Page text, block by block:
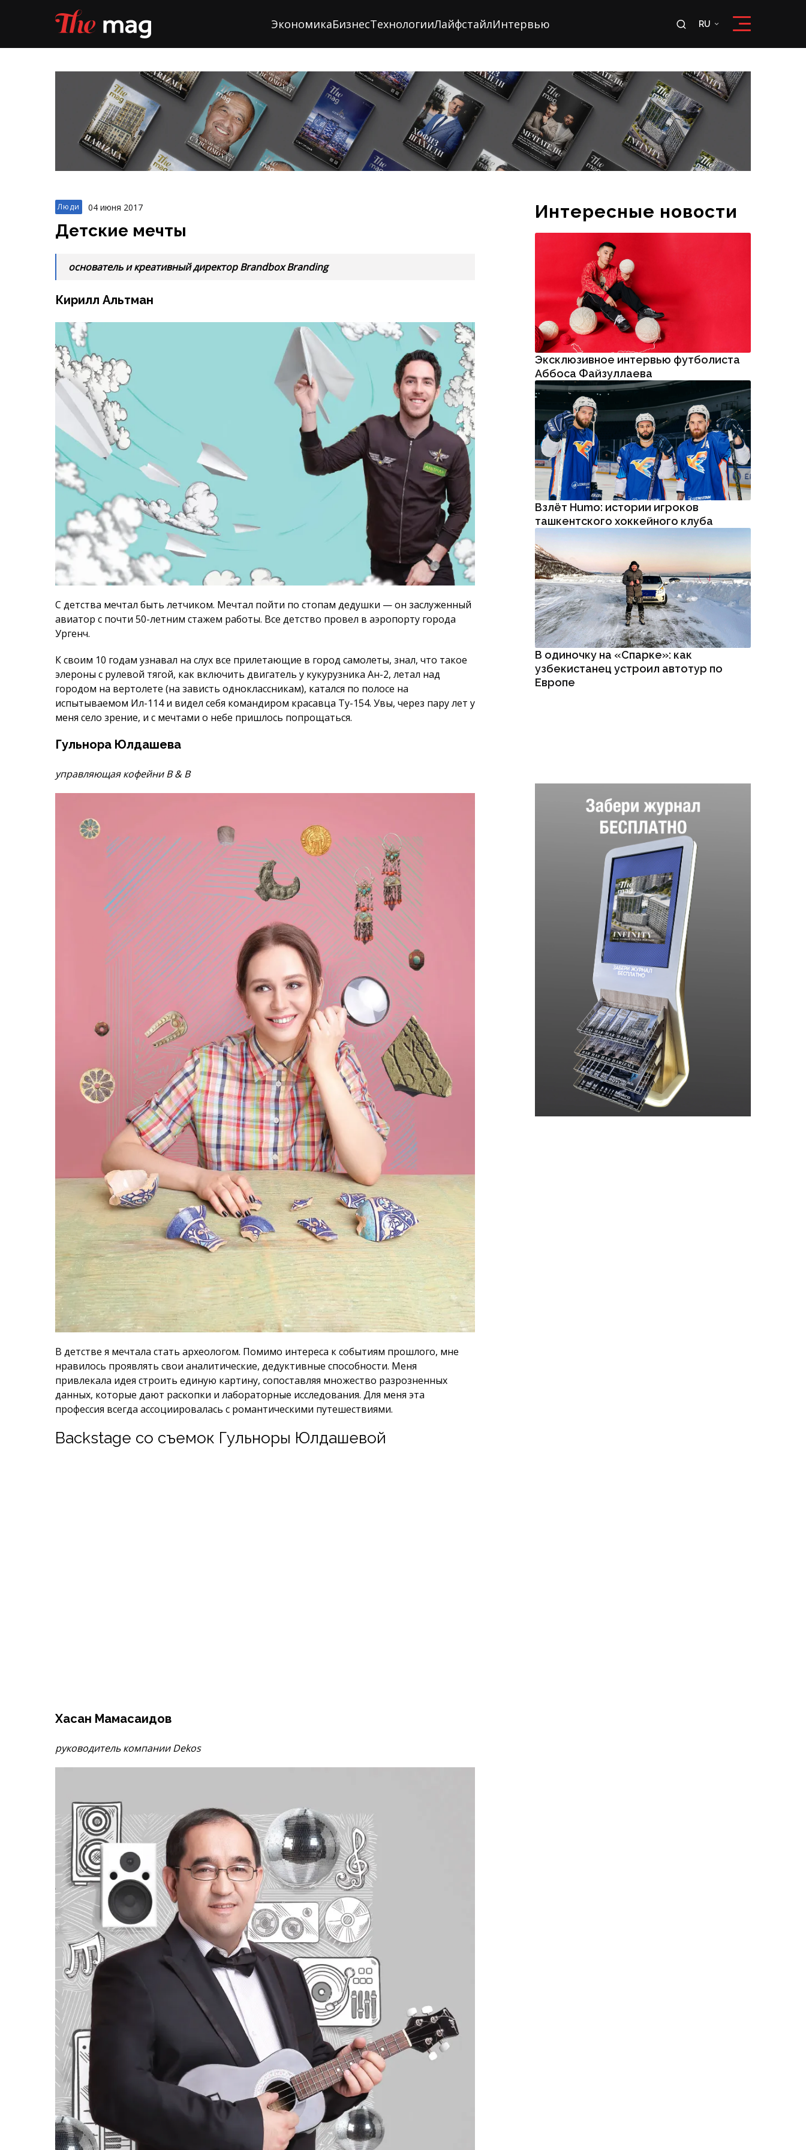
ЭкономикаБизнесТехнологииЛайфстайлИнтервью RU
04 июня 2017
Детские мечты
основатель и креативный директор Brandbox Branding
Кирилл Альтман
С детства мечтал быть летчиком. Мечтал пойти по стопам дедушки — он заслуженный
авиатор с почти 50-летним стажем работы. Все детство провел в аэропорту города
Ургенч.
К своим 10 годам узнавал на слух все прилетающие в город самолеты, знал, что такое
элероны с рулевой тягой, как включить двигатель у кукурузника Ан-2, летал над
городом на вертолете (на зависть одноклассникам), катался по полосе на
испытываемом Ил-114 и видел себя командиром красавца Ту-154. Увы, через пару лет у
меня село зрение, и с мечтами о небе пришлось попрощаться.
управляющая кофейни B & B
В детстве я мечтала стать археологом. Помимо интереса к событиям прошлого, мне
нравилось проявлять свои аналитические, дедуктивные способности. Меня
привлекала идея строить единую картину, сопоставляя множество разрозненных
данных, которые дают раскопки и лабораторные исследования. Для меня эта
профессия всегда ассоциировалась с романтическими путешествиями.
Интересные новости
Эксклюзивное интервью футболиста
Аббоса Файзуллаева
Взлёт Humo: истории игроков
ташкентского хоккейного клуба
В одиночку на «Спарке»: как
узбекистанец устроил автотур по
Европе